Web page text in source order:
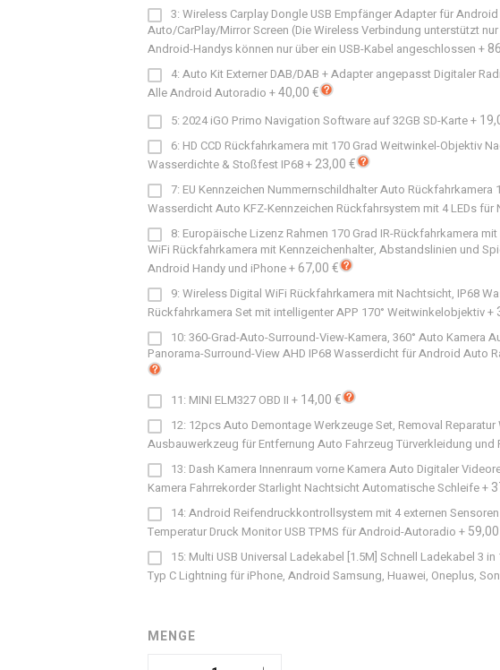
3: Wireless Carplay Dongle USB Empfänger Adapter für
Auto/CarPlay/Mirror Screen (Die Wireless Verbindung unterstützt
Android-Handys können nur über ein USB-Kabel angeschlossen +
4: Auto Kit Externer DAB/DAB + Adapter angepasst Digitaler
Alle Android Autoradio +40,00 €
5: 2024 iGO Primo Navigation Software auf 32GB SD-Karte+
6: HD CCD Rückfahrkamera mit 170 Grad Weitwinkel-Objektiv
Wasserdichte & Stoßfest IP68+23,00 €
7: EU Kennzeichen Nummernschildhalter Auto Rückfahrkamera
Wasserdicht Auto KFZ-Kennzeichen Rückfahrsystem mit 4 LEDs für
8: Europäische Lizenz Rahmen 170 Grad IR-Rückfahrkamera
WiFi Rückfahrkamera mit Kennzeichenhalter, Abstandslinien und
Android Handy und iPhone+67,00 €
9: Wireless Digital WiFi Rückfahrkamera mit Nachtsicht, IP68
Rückfahrkamera Set mit intelligenter APP 170° Weitwinkelobjektiv+
10: 360-Grad-Auto-Surround-View-Kamera, 360° Auto Kamera
Panorama-Surround-View AHD IP68 Wasserdicht für Android Auto
11: MINI ELM327 OBD II + 14,00 €
12: 12pcs Auto Demontage Werkzeuge Set, Removal
Ausbauwerkzeug für Entfernung Auto Fahrzeug Türverkleidung und
13: Dash Kamera Innenraum vorne Kamera Auto Digitaler
Kamera Fahrrekorder Starlight Nachtsicht Automatische Schleife+
14: Android Reifendruckkontrollsystem mit 4 externen
Temperatur Druck Monitor USB TPMS für Android-Autoradio +
15: Multi USB Universal Ladekabel [1.5M] Schnell Ladekabel 3
Typ C Lightning für iPhone, Android Samsung, Huawei, Oneplus,
MENGE